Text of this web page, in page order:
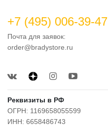
+7 (495) 006-39-47
Почта для заявок:
order@bradystore.ru
Реквизиты в РФ
ОГРН: 1169658055599
ИНН: 6658486743